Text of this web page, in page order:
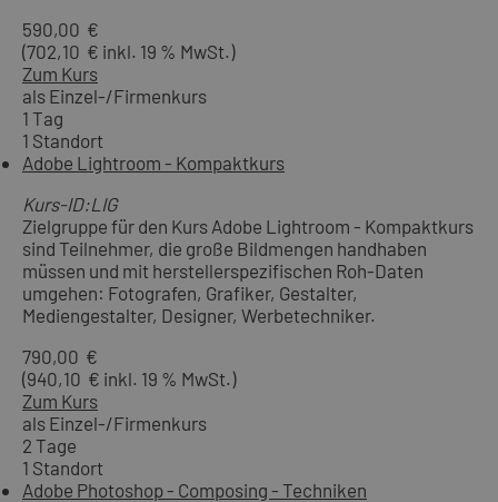
590,00 €
(702,10 € inkl. 19 % MwSt.)
Zum Kurs
als Einzel-/Firmenkurs
1 Tag
1 Standort
Adobe Lightroom - Kompaktkurs
Kurs-ID:LIG
Zielgruppe für den Kurs Adobe Lightroom - Kompaktkurs
sind Teilnehmer, die große Bildmengen handhaben
müssen und mit herstellerspezifischen Roh-Daten
umgehen: Fotografen, Grafiker, Gestalter,
Mediengestalter, Designer, Werbetechniker.
790,00 €
(940,10 € inkl. 19 % MwSt.)
Zum Kurs
als Einzel-/Firmenkurs
2 Tage
1 Standort
Adobe Photoshop - Composing - Techniken